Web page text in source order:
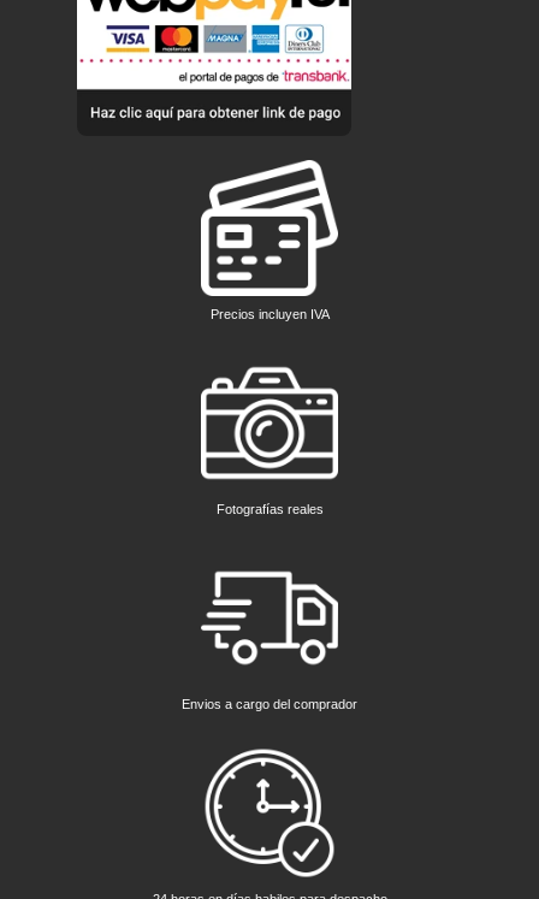
Precios incluyen IVA
Fotografías reales
Envios a cargo del comprador